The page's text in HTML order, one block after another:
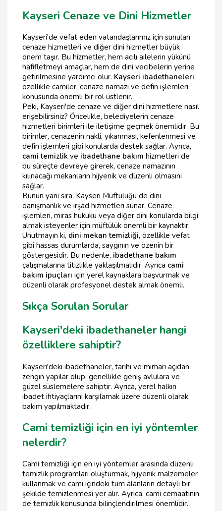
Kayseri Cenaze ve Dini Hizmetler
Kayseri'de vefat eden vatandaşlarımız için sunulan
cenaze hizmetleri ve diğer dini hizmetler büyük
önem taşır. Bu hizmetler, hem acılı ailelerin yükünü
hafifletmeyi amaçlar, hem de dini vecibelerin yerine
getirilmesine yardımcı olur. Kayseri ibadethaneleri,
özellikle camiler, cenaze namazı ve defin işlemleri
konusunda önemli bir rol üstlenir.
Peki, Kayseri'de cenaze ve diğer dini hizmetlere nasıl
erişebilirsiniz? Öncelikle, belediyelerin cenaze
hizmetleri birimleri ile iletişime geçmek önemlidir. Bu
birimler, cenazenin nakli, yıkanması, kefenlenmesi ve
defin işlemleri gibi konularda destek sağlar. Ayrıca,
cami temizlik ve ibadethane bakım hizmetleri de
bu süreçte devreye girerek, cenaze namazının
kılınacağı mekanların hijyenik ve düzenli olmasını
sağlar.
Bunun yanı sıra, Kayseri Müftülüğü de dini
danışmanlık ve irşad hizmetleri sunar. Cenaze
işlemleri, miras hukuku veya diğer dini konularda bilgi
almak isteyenler için müftülük önemli bir kaynaktır.
Unutmayın ki, dini mekan temizliği, özellikle vefat
gibi hassas durumlarda, saygının ve özenin bir
göstergesidir. Bu nedenle, ibadethane bakım
çalışmalarına titizlikle yaklaşılmalıdır. Ayrıca cami
bakım ipuçları için yerel kaynaklara başvurmak ve
düzenli olarak profesyonel destek almak önemli.
Sıkça Sorulan Sorular
Kayseri'deki ibadethaneler hangi
özelliklere sahiptir?
Kayseri'deki ibadethaneler, tarihi ve mimari açıdan
zengin yapılar olup, genellikle geniş avlulara ve
güzel süslemelere sahiptir. Ayrıca, yerel halkın
ibadet ihtiyaçlarını karşılamak üzere düzenli olarak
bakım yapılmaktadır.
Cami temizliği için en iyi yöntemler
nelerdir?
Cami temizliği için en iyi yöntemler arasında düzenli
temizlik programları oluşturmak, hijyenik malzemeler
kullanmak ve cami içindeki tüm alanların detaylı bir
şekilde temizlenmesi yer alır. Ayrıca, cami cemaatinin
de temizlik konusunda bilinçlendirilmesi önemlidir.